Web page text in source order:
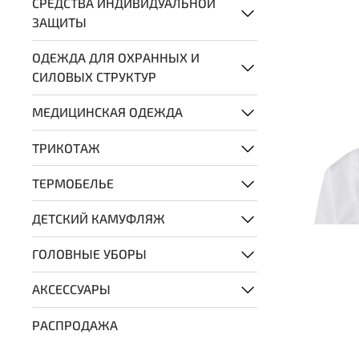
ЗАЩИТЫ
ОДЕЖДА ДЛЯ ОХРАННЫХ И
СИЛОВЫХ СТРУКТУР
МЕДИЦИНСКАЯ ОДЕЖДА
ТРИКОТАЖ
ТЕРМОБЕЛЬЕ
ДЕТСКИЙ КАМУФЛЯЖ
ГОЛОВНЫЕ УБОРЫ
АКСЕССУАРЫ
РАСПРОДАЖА